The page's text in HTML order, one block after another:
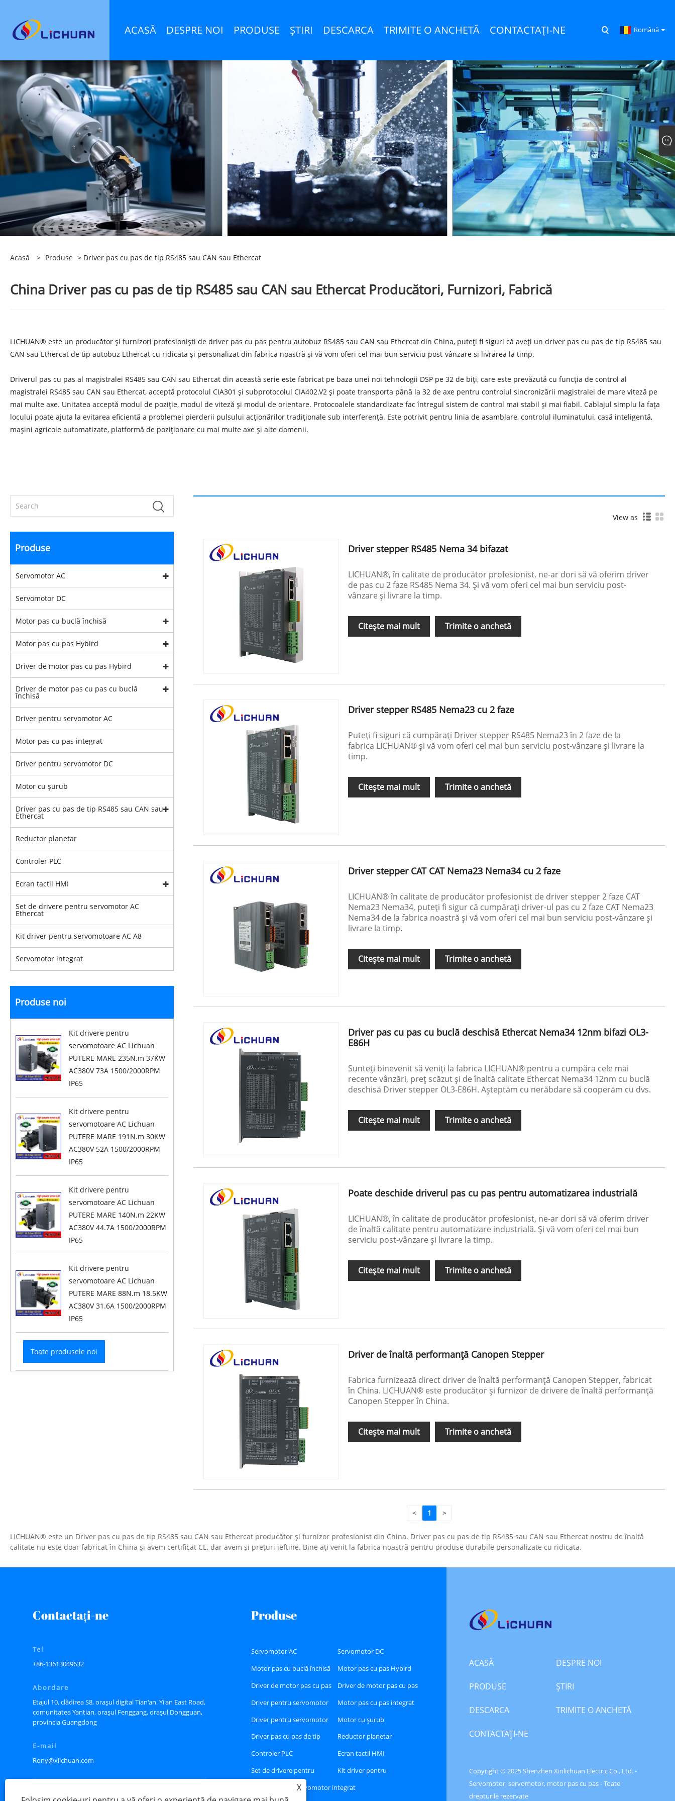
ACASĂ DESPRE NOI PRODUSE ŞTIRI DESCARCA TRIMITE O ANCHETĂ CONTACTAŢI-NE Română
Acasă > Produse > Driver pas cu pas de tip RS485 sau CAN sau Ethercat
China Driver pas cu pas de tip RS485 sau CAN sau Ethercat Producători, Furnizori, Fabrică
LICHUAN® este un producător și furnizori profesioniști de driver pas cu pas pentru autobuz RS485 sau CAN sau Ethercat din China, puteți fi siguri că aveți un driver pas cu pas de tip RS485 sau
CAN sau Ethercat de tip autobuz Ethercat cu ridicata și personalizat din fabrica noastră și vă vom oferi cel mai bun serviciu post-vânzare si livrarea la timp.
Driverul pas cu pas al magistralei RS485 sau CAN sau Ethercat din această serie este fabricat pe baza unei noi tehnologii DSP pe 32 de biți, care este prevăzută cu funcția de control al
magistralei RS485 sau CAN sau Ethercat, acceptă protocolul CIA301 și subprotocolul CIA402.V2 și poate transporta până la 32 de axe pentru controlul sincronizării magistralei de mare viteză pe
mai multe axe. Unitatea acceptă modul de poziție, modul de viteză și modul de orientare. Protocoalele standardizate fac întregul sistem de control mai stabil și mai fiabil. Cablajul simplu la fața
locului poate ajuta la evitarea eficientă a problemei pierderii pulsului acționărilor tradiționale sub interferență. Este potrivit pentru linia de asamblare, controlul iluminatului, casă inteligentă,
mașini agricole automatizate, platformă de poziționare cu mai multe axe și alte domenii.
Produse
Servomotor AC
Servomotor DC
Motor pas cu buclă închisă
Motor pas cu pas Hybird
Driver de motor pas cu pas Hybird
Driver de motor pas cu pas cu buclă
închisă
Driver pentru servomotor AC
Motor pas cu pas integrat
Driver pentru servomotor DC
Motor cu șurub
Driver pas cu pas de tip RS485 sau CAN sau
Ethercat
Reductor planetar
Controler PLC
Ecran tactil HMI
Set de drivere pentru servomotor AC
Ethercat
Kit driver pentru servomotoare AC A8
Servomotor integrat
Produse noi
Kit drivere pentru
servomotoare AC Lichuan
PUTERE MARE 235N.m 37KW
AC380V 73A 1500/2000RPM
IP65
Kit drivere pentru
servomotoare AC Lichuan
PUTERE MARE 191N.m 30KW
AC380V 52A 1500/2000RPM
IP65
Kit drivere pentru
servomotoare AC Lichuan
PUTERE MARE 140N.m 22KW
AC380V 44.7A 1500/2000RPM
IP65
Kit drivere pentru
servomotoare AC Lichuan
PUTERE MARE 88N.m 18.5KW
AC380V 31.6A 1500/2000RPM
IP65
Toate produsele noi
View as
Driver stepper RS485 Nema 34 bifazat
LICHUAN®, în calitate de producător profesionist, ne-ar dori să vă oferim driver
de pas cu 2 faze RS485 Nema 34. Și vă vom oferi cel mai bun serviciu post-
vânzare și livrare la timp.
Citeşte mai mult Trimite o anchetă
Driver stepper RS485 Nema23 cu 2 faze
Puteți fi siguri că cumpărați Driver stepper RS485 Nema23 în 2 faze de la
fabrica LICHUAN® și vă vom oferi cel mai bun serviciu post-vânzare și livrare la
timp.
Citeşte mai mult Trimite o anchetă
Driver stepper CAT CAT Nema23 Nema34 cu 2 faze
LICHUAN® în calitate de producător profesionist de driver stepper 2 faze CAT
Nema23 Nema34, puteți fi sigur că cumpărați driver-ul pas cu 2 faze CAT Nema23
Nema34 de la fabrica noastră și vă vom oferi cel mai bun serviciu post-vânzare și
livrare la timp.
Citeşte mai mult Trimite o anchetă
Driver pas cu pas cu buclă deschisă Ethercat Nema34 12nm bifazi OL3-
E86H
Sunteți binevenit să veniți la fabrica LICHUAN® pentru a cumpăra cele mai
recente vânzări, preț scăzut și de înaltă calitate Ethercat Nema34 12nm cu buclă
deschisă Driver stepper OL3-E86H. Așteptăm cu nerăbdare să cooperăm cu dvs.
Citeşte mai mult Trimite o anchetă
Poate deschide driverul pas cu pas pentru automatizarea industrială
LICHUAN®, în calitate de producător profesionist, ne-ar dori să vă oferim driver
de înaltă calitate pentru automatizare industrială. Și vă vom oferi cel mai bun
serviciu post-vânzare și livrare la timp.
Citeşte mai mult Trimite o anchetă
Driver de înaltă performanță Canopen Stepper
Fabrica furnizează direct driver de înaltă performanță Canopen Stepper, fabricat
în China. LICHUAN® este producător și furnizor de drivere de înaltă performanță
Canopen Stepper în China.
Citeşte mai mult Trimite o anchetă
< 1 >
LICHUAN® este un Driver pas cu pas de tip RS485 sau CAN sau Ethercat producător și furnizor profesionist din China. Driver pas cu pas de tip RS485 sau CAN sau Ethercat nostru de înaltă
calitate nu este doar fabricat în China și avem certificat CE, dar avem și prețuri ieftine. Bine ați venit la fabrica noastră pentru produse durabile personalizate cu ridicata.
Contactaţi-ne
Tel
+86-13613049632
Abordare
Etajul 10, clădirea S8, orașul digital Tian'an. Yi'an East Road,
comunitatea Yantian, orașul Fenggang, orașul Dongguan,
provincia Guangdong
E-mail
Rony@xlichuan.com
Produse
Servomotor AC
Servomotor DC
Motor pas cu buclă închisă
Motor pas cu pas Hybird
Driver de motor pas cu pas
Hybird
Driver de motor pas cu pas
cu buclă închisă
Driver pentru servomotor
AC
Motor pas cu pas integrat
Driver pentru servomotor
DC
Motor cu șurub
Driver pas cu pas de tip
RS485 sau CAN sau Ethercat
Reductor planetar
Controler PLC
Ecran tactil HMI
Set de drivere pentru
servomotor AC Ethercat
Kit driver pentru
servomotoare AC A8
Servomotor integrat
ACASĂ DESPRE NOI
PRODUSE ŞTIRI
DESCARCA TRIMITE O ANCHETĂ
CONTACTAŢI-NE
Copyright © 2025 Shenzhen Xinlichuan Electric Co., Ltd. -
Servomotor, servomotor, motor pas cu pas - Toate
drepturile rezervate
X